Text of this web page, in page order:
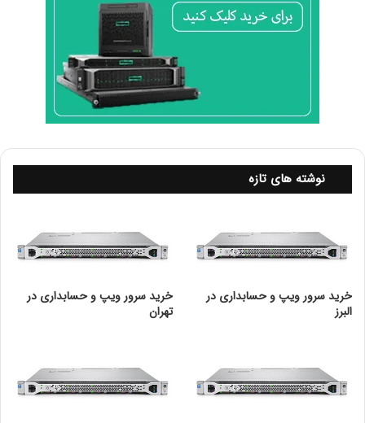
نوشته های تازه
خرید سرور ویپ و حسابداری در
البرز
خرید سرور ویپ و حسابداری در
تهران